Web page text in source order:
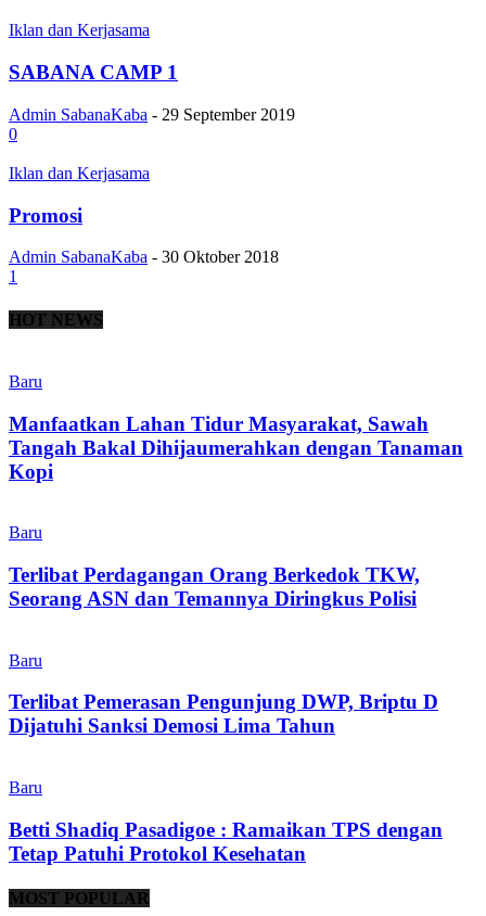
Iklan dan Kerjasama
SABANA CAMP 1
Admin SabanaKaba - 29 September 2019
0
Iklan dan Kerjasama
Promosi
Admin SabanaKaba - 30 Oktober 2018
1
HOT NEWS
Baru
Manfaatkan Lahan Tidur Masyarakat, Sawah
Tangah Bakal Dihijaumerahkan dengan Tanaman
Kopi
Baru
Terlibat Perdagangan Orang Berkedok TKW,
Seorang ASN dan Temannya Diringkus Polisi
Baru
Terlibat Pemerasan Pengunjung DWP, Briptu D
Dijatuhi Sanksi Demosi Lima Tahun
Baru
Betti Shadiq Pasadigoe : Ramaikan TPS dengan
Tetap Patuhi Protokol Kesehatan
MOST POPULAR